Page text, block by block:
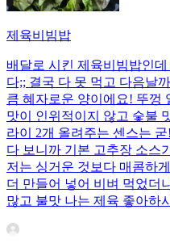
제육비빔밥
배달로 시킨 제육비빔밥인
다;; 결국 다 못 먹고 다음날
큼 혜자로운 양이에요! 뚜껑
맛이 인위적이지 않고 숯불
라이 2개 올려주는 센스는
다 보니까 기본 고추장 소스
저는 싱거운 것보다 매콤하
더 만들어 넣어 비벼 먹었더
많고 불맛 나는 제육 좋아하